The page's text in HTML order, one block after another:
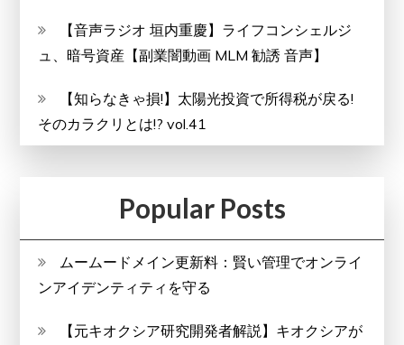
【音声ラジオ 垣内重慶】ライフコンシェルジ
ュ、暗号資産【副業闇動画 MLM 勧誘 音声】
【知らなきゃ損!】太陽光投資で所得税が戻る!
そのカラクリとは!? vol.41
Popular Posts
ムームードメイン更新料：賢い管理でオンライ
ンアイデンティティを守る
【元キオクシア研究開発者解説】キオクシアが